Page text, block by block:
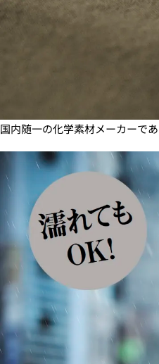
国内随一の化学素材メーカーで